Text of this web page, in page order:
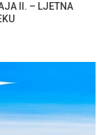
II. – LJETNA